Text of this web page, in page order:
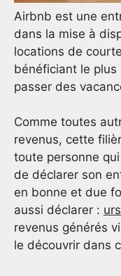
Airbnb est une
dans la mise à
locations de
bénéficiant le plus
passer des
Comme toutes
revenus, cette
toute personne
de déclarer son
en bonne et due
aussi déclarer :
revenus générés
le découvrir dans